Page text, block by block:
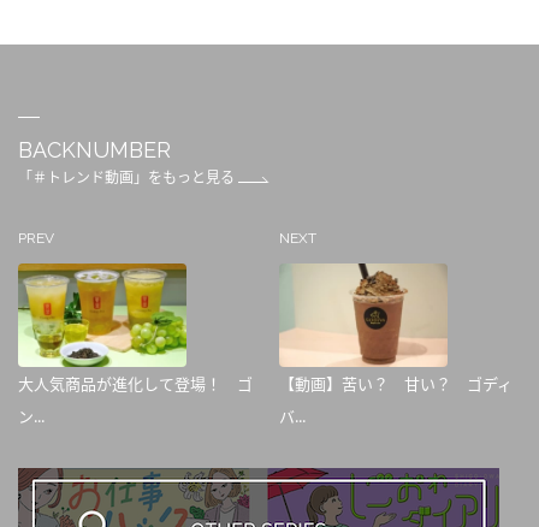
BACKNUMBER
「＃トレンド動画」をもっと見る
PREV
大人気商品が進化して登場！ ゴ
ン...
NEXT
【動画】苦い？ 甘い？ ゴディ
バ...